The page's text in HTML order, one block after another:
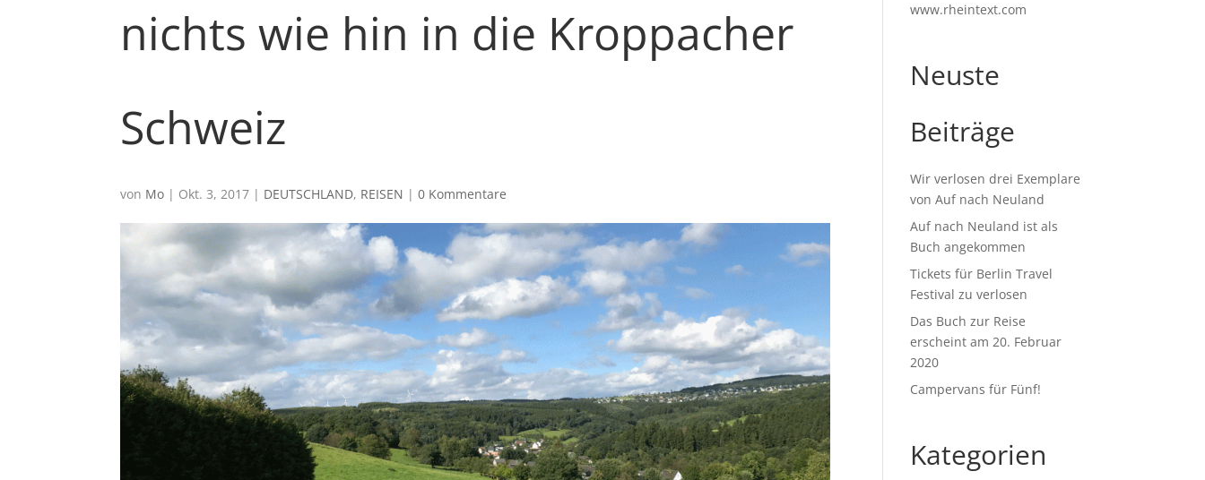
nichts wie hin in die Kroppacher
Schweiz
von Mo | Okt. 3, 2017 | DEUTSCHLAND, REISEN |0 Kommentare
www.rheintext.com
Neuste
Beiträge
Wir verlosen drei Exemplare
von Auf nach Neuland
Auf nach Neuland ist als
Buch angekommen
Tickets für Berlin Travel
Festival zu verlosen
Das Buch zur Reise
erscheint am 20. Februar
2020
Campervans für Fünf!
Kategorien